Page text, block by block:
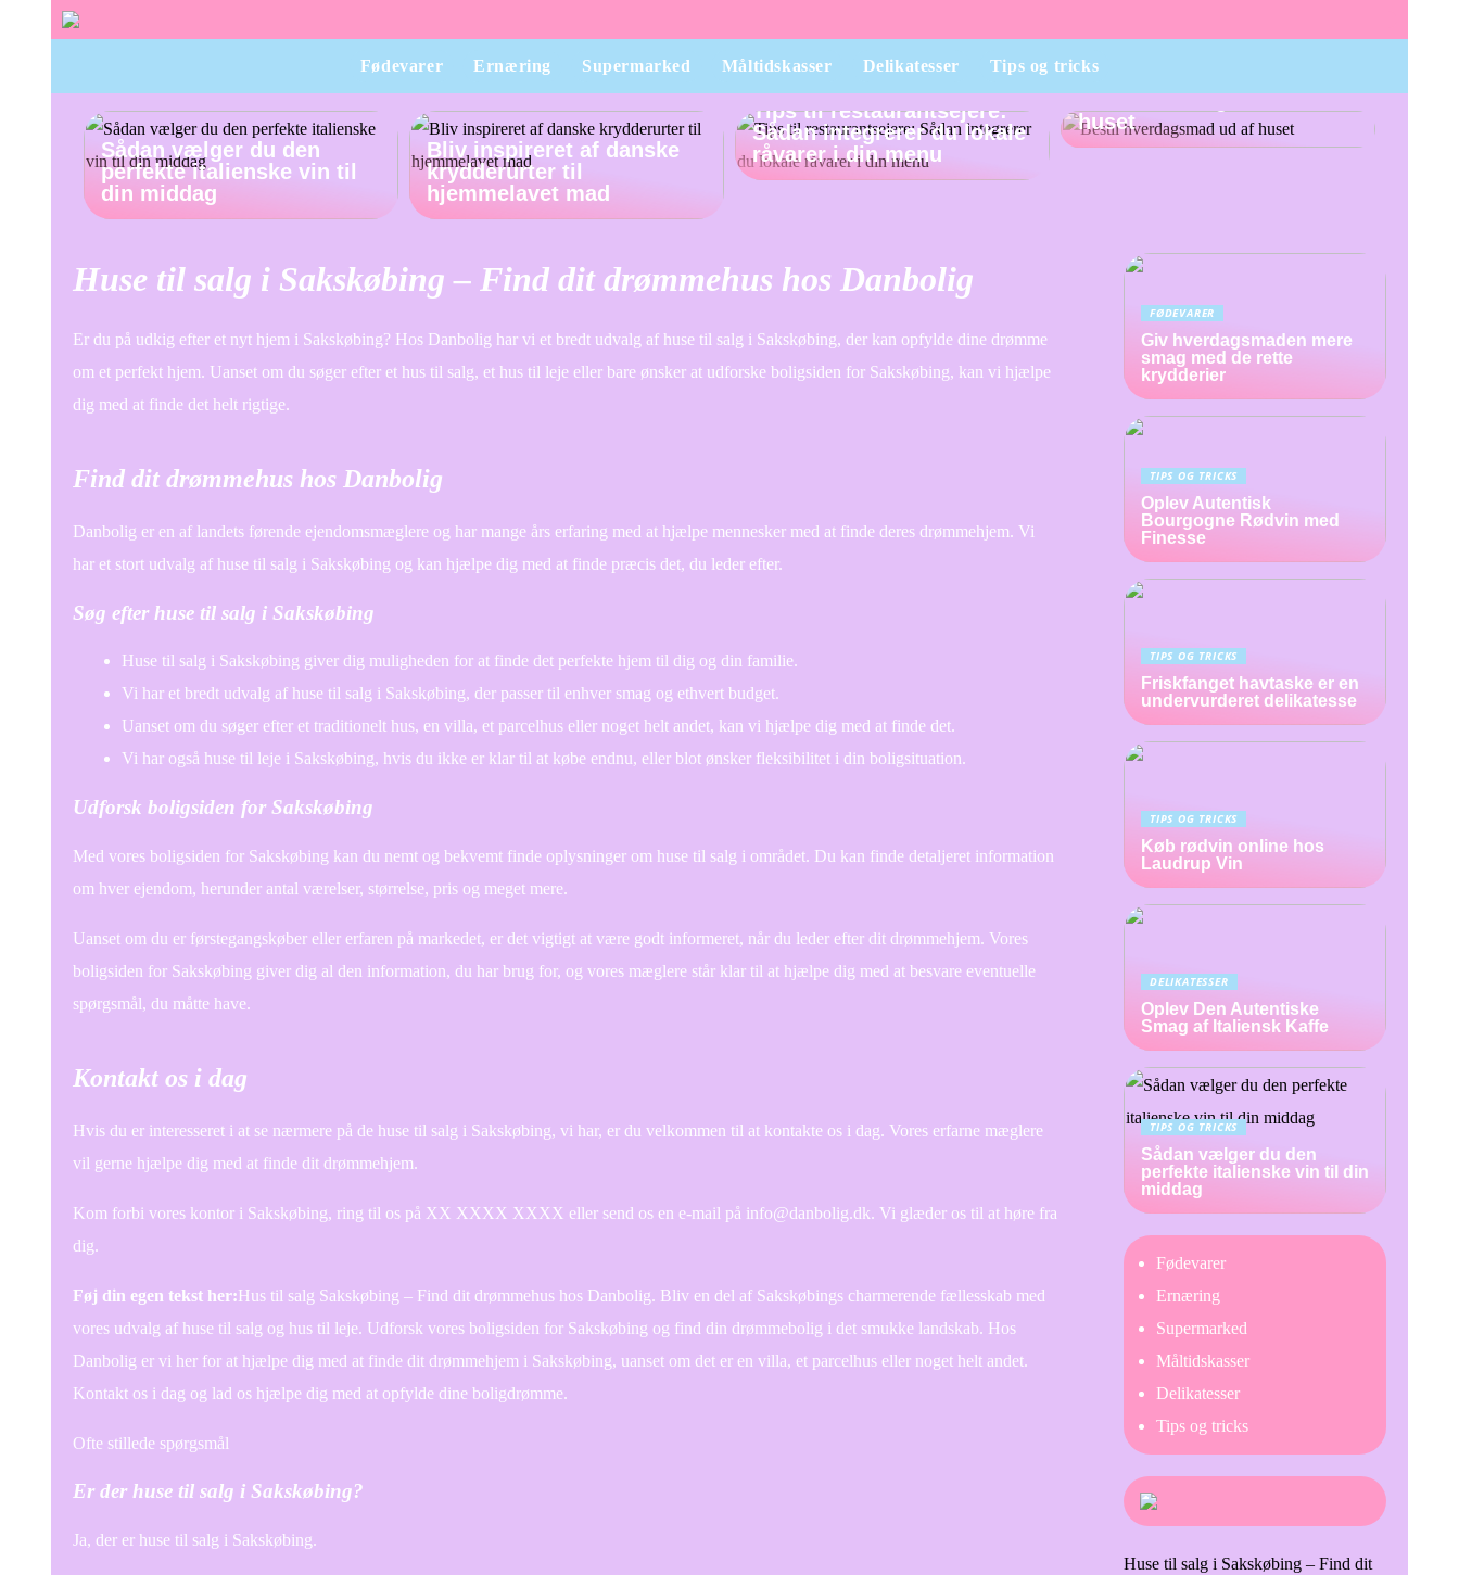
Fødevarer Ernæring Supermarked Måltidskasser Delikatesser Tips og tricks
Sådan vælger du den
perfekte italienske vin til
din middag
Bliv inspireret af danske
krydderurter til
hjemmelavet mad
Tips til restaurantsejere:
Sådan integrerer du lokale
råvarer i din menu
Bestil hverdagsmad ud af
huset
Huse til salg i Sakskøbing – Find dit drømmehus hos Danbolig
Er du på udkig efter et nyt hjem i Sakskøbing? Hos Danbolig har vi et bredt udvalg af huse til salg i Sakskøbing, der kan opfylde dine drømme
om et perfekt hjem. Uanset om du søger efter et hus til salg, et hus til leje eller bare ønsker at udforske boligsiden for Sakskøbing, kan vi hjælpe
dig med at finde det helt rigtige.
Find dit drømmehus hos Danbolig
Danbolig er en af landets førende ejendomsmæglere og har mange års erfaring med at hjælpe mennesker med at finde deres drømmehjem. Vi
har et stort udvalg af huse til salg i Sakskøbing og kan hjælpe dig med at finde præcis det, du leder efter.
Søg efter huse til salg i Sakskøbing
Huse til salg i Sakskøbing giver dig muligheden for at finde det perfekte hjem til dig og din familie.
Vi har et bredt udvalg af huse til salg i Sakskøbing, der passer til enhver smag og ethvert budget.
Uanset om du søger efter et traditionelt hus, en villa, et parcelhus eller noget helt andet, kan vi hjælpe dig med at finde det.
Vi har også huse til leje i Sakskøbing, hvis du ikke er klar til at købe endnu, eller blot ønsker fleksibilitet i din boligsituation.
Udforsk boligsiden for Sakskøbing
Med vores boligsiden for Sakskøbing kan du nemt og bekvemt finde oplysninger om huse til salg i området. Du kan finde detaljeret information
om hver ejendom, herunder antal værelser, størrelse, pris og meget mere.
Uanset om du er førstegangskøber eller erfaren på markedet, er det vigtigt at være godt informeret, når du leder efter dit drømmehjem. Vores
boligsiden for Sakskøbing giver dig al den information, du har brug for, og vores mæglere står klar til at hjælpe dig med at besvare eventuelle
spørgsmål, du måtte have.
Kontakt os i dag
Hvis du er interesseret i at se nærmere på de huse til salg i Sakskøbing, vi har, er du velkommen til at kontakte os i dag. Vores erfarne mæglere
vil gerne hjælpe dig med at finde dit drømmehjem.
Kom forbi vores kontor i Sakskøbing, ring til os på XX XXXX XXXX eller send os en e-mail på info@danbolig.dk. Vi glæder os til at høre fra
dig.
Føj din egen tekst her:Hus til salg Sakskøbing – Find dit drømmehus hos Danbolig. Bliv en del af Sakskøbings charmerende fællesskab med
vores udvalg af huse til salg og hus til leje. Udforsk vores boligsiden for Sakskøbing og find din drømmebolig i det smukke landskab. Hos
Danbolig er vi her for at hjælpe dig med at finde dit drømmehjem i Sakskøbing, uanset om det er en villa, et parcelhus eller noget helt andet.
Kontakt os i dag og lad os hjælpe dig med at opfylde dine boligdrømme.
Ofte stillede spørgsmål
Er der huse til salg i Sakskøbing?
Ja, der er huse til salg i Sakskøbing.
FØDEVARER
Giv hverdagsmaden mere
smag med de rette
krydderier
TIPS OG TRICKS
Oplev Autentisk
Bourgogne Rødvin med
Finesse
TIPS OG TRICKS
Friskfanget havtaske er en
undervurderet delikatesse
TIPS OG TRICKS
Køb rødvin online hos
Laudrup Vin
DELIKATESSER
Oplev Den Autentiske
Smag af Italiensk Kaffe
TIPS OG TRICKS
Sådan vælger du den
perfekte italienske vin til din
middag
Fødevarer
Ernæring
Supermarked
Måltidskasser
Delikatesser
Tips og tricks
Huse til salg i Sakskøbing – Find dit